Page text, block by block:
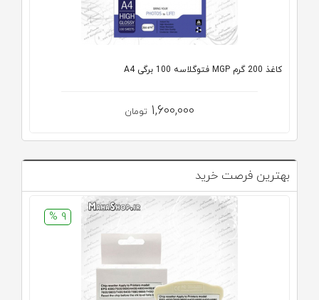
کاغذ 200 گرم MGP فتوگلاسه 100 برگی A4
1,600,000 تومان
بهترین فرصت خرید
9 %